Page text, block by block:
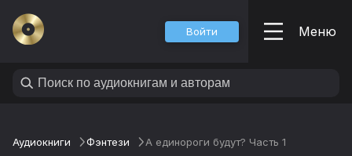
Войти Меню
Аудиокниги Фэнтези А единороги будут? Часть 1